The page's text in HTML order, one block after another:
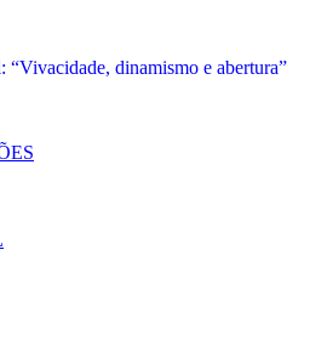
“Vivacidade, dinamismo e abertura”